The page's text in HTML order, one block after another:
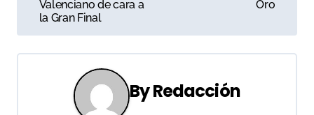
e
Valenciano de cara a
la Gran Final
Oro
ByRedacción